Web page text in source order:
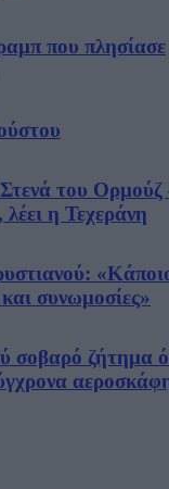
που πλησίασε
του Ορμούζ
η Τεχεράνη
συνωμοσίες»
σοβαρό ζήτημα